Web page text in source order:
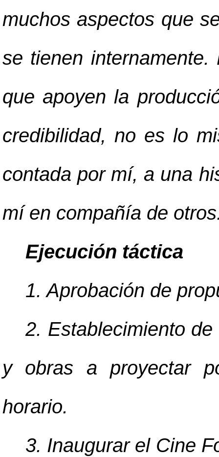
muchos aspectos que
se tienen
que apoyen la
credibilidad, no es lo
contada por mí, a una
mí en compañía de
Ejecución táctica
1. Aprobación de
2. Establecimiento
y obras a proyectar
horario.
3. Inaugurar el Cine